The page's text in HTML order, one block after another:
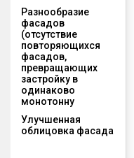
Разнообразие
фасадов
(отсутствие
повторяющихся
фасадов,
превращающих
застройку в
одинаково
монотонну
Улучшенная
облицовка фасада